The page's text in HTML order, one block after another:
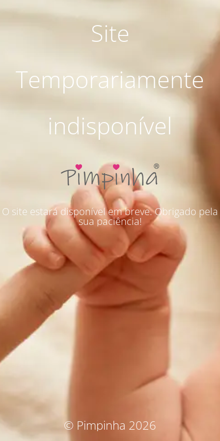
Site
Temporariamente
indisponível
O site estará disponível em breve. Obrigado pela
sua paciência!
© Pimpinha 2026